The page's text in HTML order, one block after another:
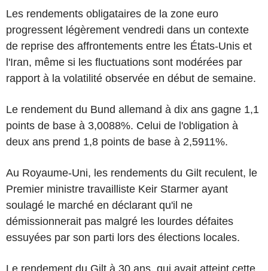
Les rendements obligataires de la zone euro
progressent légèrement vendredi dans un contexte
de reprise des affrontements entre les États-Unis et
l'Iran, même si les fluctuations sont modérées par
rapport à la volatilité observée en début de semaine.
Le rendement du Bund allemand à dix ans gagne 1,1
points de base à 3,0088%. Celui de l'obligation à
deux ans prend 1,8 points de base à 2,5911%.
Au Royaume-Uni, les rendements du Gilt reculent, le
Premier ministre travailliste Keir Starmer ayant
soulagé le marché en déclarant qu'il ne
démissionnerait pas malgré les lourdes défaites
essuyées par son parti lors des élections locales.
Le rendement du Gilt à 30 ans, qui avait atteint cette